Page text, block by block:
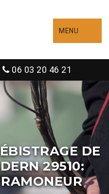
MENU
06 03 20 46 21
DE
29510: